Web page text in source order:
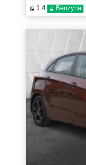
1.4 Benzyna